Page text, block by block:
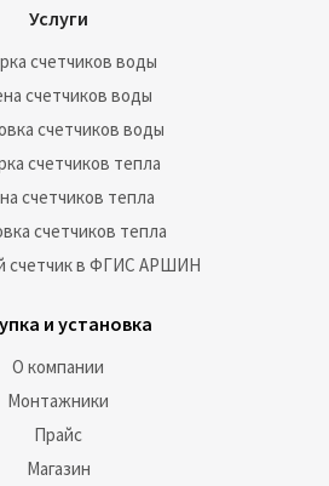
Услуги
счетчиков воды
счетчиков воды
счетчиков воды
счетчиков тепла
счетчиков тепла
счетчиков тепла
счетчик в ФГИС АРШИН
и установка
О компании
Монтажники
Прайс
Магазин